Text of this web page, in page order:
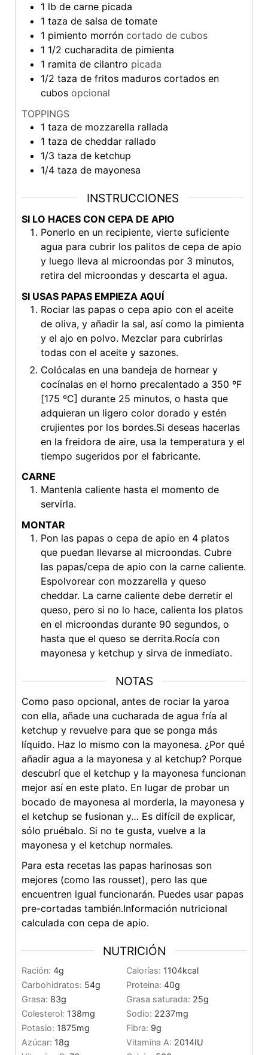
1 lb de carne picada
1 taza de salsa de tomate
1 pimiento morrón cortado de cubos
1 1/2 cucharadita de pimienta
1 ramita de cilantro picada
1/2 taza de fritos maduros cortados en
cubos opcional
TOPPINGS
1 taza de mozzarella rallada
1 taza de cheddar rallado
1/3 taza de ketchup
1/4 taza de mayonesa
INSTRUCCIONES
SI LO HACES CON CEPA DE APIO
Ponerlo en un recipiente, vierte suficiente
agua para cubrir los palitos de cepa de apio
y luego lleva al microondas por 3 minutos,
retira del microondas y descarta el agua.
SI USAS PAPAS EMPIEZA AQUÍ
Rociar las papas o cepa apio con el aceite
de oliva, y añadir la sal, así como la pimienta
y el ajo en polvo. Mezclar para cubrirlas
todas con el aceite y sazones.
Colócalas en una bandeja de hornear y
cocínalas en el horno precalentado a 350 ºF
[175 ºC] durante 25 minutos, o hasta que
adquieran un ligero color dorado y estén
crujientes por los bordes.Si deseas hacerlas
en la freidora de aire, usa la temperatura y el
tiempo sugeridos por el fabricante.
CARNE
Mantenla caliente hasta el momento de
servirla.
MONTAR
Pon las papas o cepa de apio en 4 platos
que puedan llevarse al microondas. Cubre
las papas/cepa de apio con la carne caliente.
Espolvorear con mozzarella y queso
cheddar. La carne caliente debe derretir el
queso, pero si no lo hace, calienta los platos
en el microondas durante 90 segundos, o
hasta que el queso se derrita.Rocía con
mayonesa y ketchup y sirva de inmediato.
NOTAS
Como paso opcional, antes de rociar la yaroa
con ella, añade una cucharada de agua fría al
ketchup y revuelve para que se ponga más
líquido. Haz lo mismo con la mayonesa. ¿Por qué
añadir agua a la mayonesa y al ketchup? Porque
descubrí que el ketchup y la mayonesa funcionan
mejor así en este plato. En lugar de probar un
bocado de mayonesa al morderla, la mayonesa y
el ketchup se fusionan y… Es difícil de explicar,
sólo pruébalo. Si no te gusta, vuelve a la
mayonesa y el ketchup normales.
Para esta recetas las papas harinosas son
mejores (como las rousset), pero las que
encuentren igual funcionarán. Puedes usar papas
pre-cortadas también.Información nutricional
calculada con cepa de apio.
NUTRICIÓN
Ración: 4g Calorías: 1104kcal
Carbohidratos: 54g Proteina: 40g
Grasa: 83g Grasa saturada: 25g
Colesterol: 138mg Sodio: 2237mg
Potasio: 1875mg Fibra: 9g
Azúcar: 18g Vitamina A: 2014IU